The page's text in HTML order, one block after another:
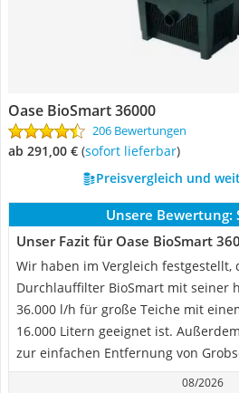
Oase BioSmart 36000
206 Bewertungen
ab 291,00 € ( Sofort lieferbar)
Preisvergleich und
Unsere Bewertung:
Unser Fazit für Oase BioSmart
Wir haben im Vergleich festgestellt,
Durchlauffilter BioSmart mit seiner
36.000 l/h für große Teiche mit
16.000 Litern geeignet ist.
zur einfachen Entfernung von
08/2026